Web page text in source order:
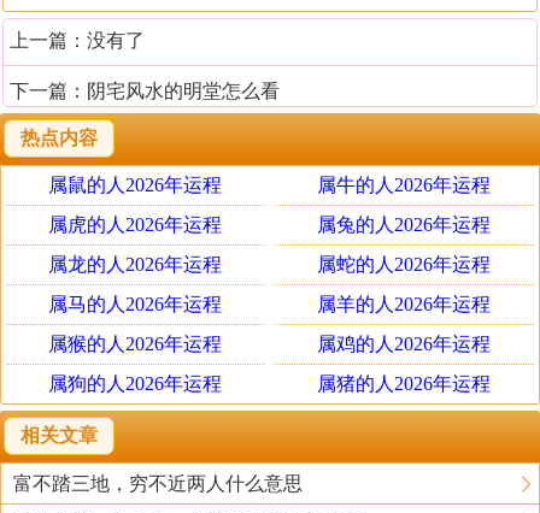
上一篇：没有了
下一篇： 阴宅风水的明堂怎么看
热点内容
属鼠的人2026年运程
属牛的人2026年运程
属虎的人2026年运程
属兔的人2026年运程
属龙的人2026年运程
属蛇的人2026年运程
属马的人2026年运程
属羊的人2026年运程
属猴的人2026年运程
属鸡的人2026年运程
属狗的人2026年运程
属猪的人2026年运程
相关文章
富不踏三地，穷不近两人什么意思